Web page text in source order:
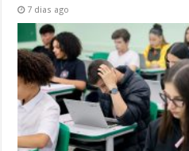
7 dias ago